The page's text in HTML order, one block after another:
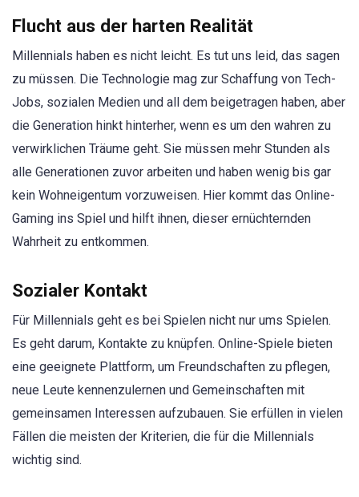
Flucht aus der harten Realität
Millennials haben es nicht leicht. Es tut uns leid, das sagen
zu müssen. Die Technologie mag zur Schaffung von Tech-
Jobs, sozialen Medien und all dem beigetragen haben, aber
die Generation hinkt hinterher, wenn es um den wahren zu
verwirklichen Träume geht. Sie müssen mehr Stunden als
alle Generationen zuvor arbeiten und haben wenig bis gar
kein Wohneigentum vorzuweisen. Hier kommt das Online-
Gaming ins Spiel und hilft ihnen, dieser ernüchternden
Wahrheit zu entkommen.
Sozialer Kontakt
Für Millennials geht es bei Spielen nicht nur ums Spielen.
Es geht darum, Kontakte zu knüpfen. Online-Spiele bieten
eine geeignete Plattform, um Freundschaften zu pflegen,
neue Leute kennenzulernen und Gemeinschaften mit
gemeinsamen Interessen aufzubauen. Sie erfüllen in vielen
Fällen die meisten der Kriterien, die für die Millennials
wichtig sind.